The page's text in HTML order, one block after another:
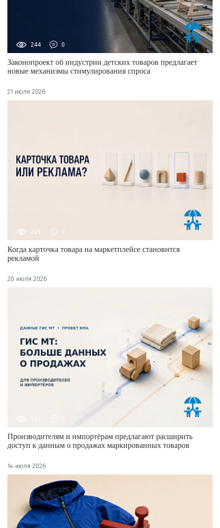
244 0
Законопроект об индустрии детских товаров предлагает
новые механизмы стимулирования спроса
21 июля 2026
229 0
Когда карточка товара на маркетплейсе становится
рекламой
20 июля 2026
Производителям и импортёрам предлагают расширить
доступ к данным о продажах маркированных товаров
14 июля 2026